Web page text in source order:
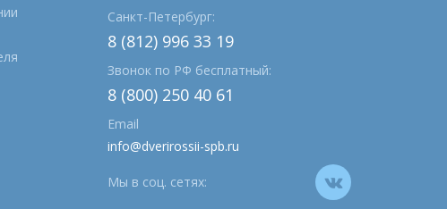
Санкт-Петербург:
8 (812) 996 33 19
Звонок по РФ бесплатный:
8 (800) 250 40 61
Email
info@dverirossii-spb.ru
Мы в соц. сетях: